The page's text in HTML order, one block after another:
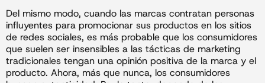
Del mismo modo, cuando las marcas contratan personas
influyentes para promocionar sus productos en los sitios
de redes sociales, es más probable que los consumidores
que suelen ser insensibles a las tácticas de marketing
tradicionales tengan una opinión positiva de la marca y el
producto. Ahora, más que nunca, los consumidores